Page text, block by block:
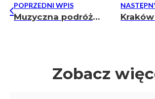
POPRZEDNI WPIS
Muzyczna podróż i mural pamięci – Chłopcy z Placu Broni w NCK
Zobacz